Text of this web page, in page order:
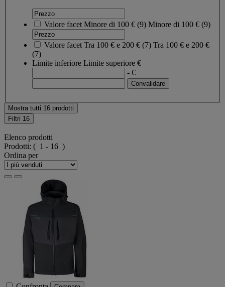
Valore facet Minore di 100 € (9) Minore di 100 € (9)
Valore facet Tra 100 € e 200 € (7) Tra 100 € e 200 €
(7)
Limite inferiore Limite superiore €
- €
Mostra tutti 16 prodotti
Filtri 16
Elenco prodotti
Prodotti: ( 1 - 16 )
Ordina per